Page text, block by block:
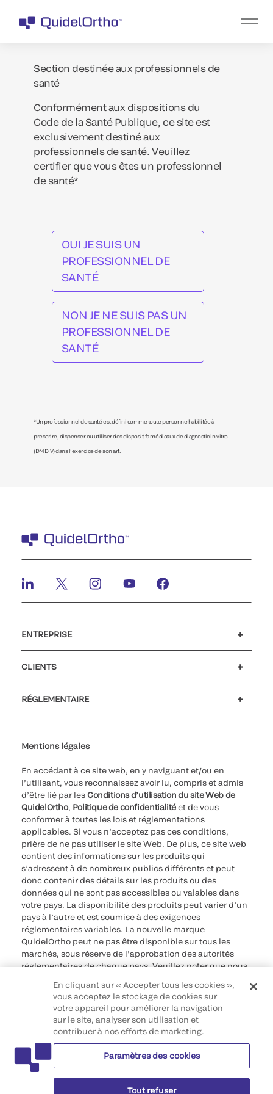
Section destinée aux professionnels de
santé
Conformément aux dispositions du
Code de la Santé Publique, ce site est
exclusivement destiné aux
professionnels de santé. Veuillez
certifier que vous êtes un professionnel
de santé*
OUI JE SUIS UN
PROFESSIONNEL DE
SANTÉ
NON JE NE SUIS PAS UN
PROFESSIONNEL DE
SANTÉ
*Un professionnel de santé est défini comme toute personne habilitée à
prescrire, dispenser ou utiliser des dispositifs médicaux de diagnostic in vitro
(DMDIV) dans l’exercice de son art.
ENTREPRISE
CLIENTS
RÉGLEMENTAIRE
Mentions légales
En accédant à ce site web, en y naviguant et/ou en
l’utilisant, vous reconnaissez avoir lu, compris et admis
d’être lié par lesConditions d’utilisation du site Web de
QuidelOrtho, Politique de confidentialitéet de vous
conformer à toutes les lois et réglementations
applicables. Si vous n’acceptez pas ces conditions,
prière de ne pas utiliser le site Web. De plus, ce site web
contient des informations sur les produits qui
s’adressent à de nombreux publics différents et peut
donc contenir des détails sur les produits ou des
données qui ne sont pas accessibles ou valables dans
votre pays. La disponibilité des produits peut varier d’un
pays à l’autre et est soumise à des exigences
réglementaires variables. La nouvelle marque
QuidelOrtho peut ne pas être disponible sur tous les
marchés, sous réserve de l’approbation des autorités
réglementaires de chaque pays. Veuillez noter que nous
informations qui risquent de ne pas être conformes à
toute procédure légale, réglementation, enregistrement
ou usage dans votre pays d’origine.
©2026 QuidelOrtho Corporation. Tous droits réservés.
QuidelOrtho Corporation
9975 Summers Ridge Road, San Diego, CA 92121, USA
En cliquant sur « Accepter tous les cookies »,
vous acceptez le stockage de cookies sur
votre appareil pour améliorer la navigation
sur le site, analyser son utilisation et
contribuer à nos efforts de marketing.
Paramètres des cookies
Tout refuser